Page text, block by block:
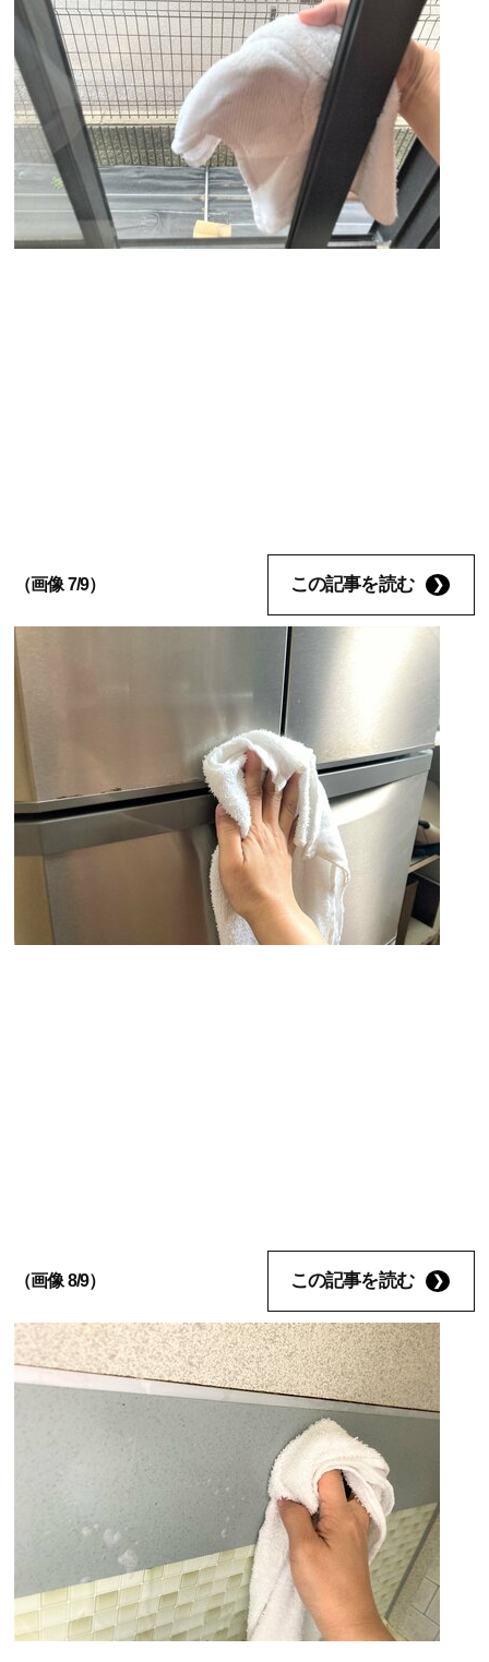
（画像 7/9） この記事を読む
（画像 8/9） この記事を読む